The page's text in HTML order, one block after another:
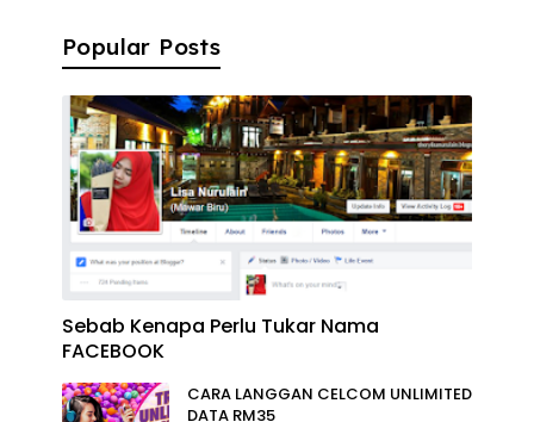
Popular Posts
Sebab Kenapa Perlu Tukar Nama
FACEBOOK
CARA LANGGAN CELCOM UNLIMITED
DATA RM35